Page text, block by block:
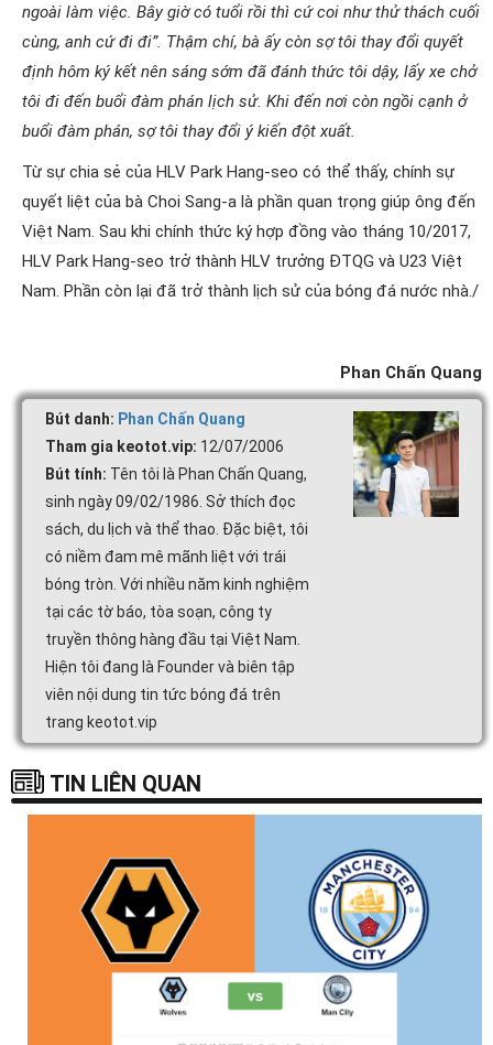
ngoài làm việc. Bây giờ có tuổi rồi thì cứ coi như thử thách cuối
cùng, anh cứ đi đi”. Thậm chí, bà ấy còn sợ tôi thay đổi quyết
định hôm ký kết nên sáng sớm đã đánh thức tôi dậy, lấy xe chở
tôi đi đến buổi đàm phán lịch sử. Khi đến nơi còn ngồi cạnh ở
buổi đàm phán, sợ tôi thay đổi ý kiến đột xuất.
Từ sự chia sẻ của HLV Park Hang-seo có thể thấy, chính sự
quyết liệt của bà Choi Sang-a là phần quan trọng giúp ông đến
Việt Nam. Sau khi chính thức ký hợp đồng vào tháng 10/2017,
HLV Park Hang-seo trở thành HLV trưởng ĐTQG và U23 Việt
Nam. Phần còn lại đã trở thành lịch sử của bóng đá nước nhà./
Phan Chấn Quang
Bút danh: Phan Chấn Quang
Tham gia keotot.vip: 12/07/2006
Bút tính: Tên tôi là Phan Chấn Quang,
sinh ngày 09/02/1986. Sở thích đọc
sách, du lịch và thể thao. Đặc biệt, tôi
có niềm đam mê mãnh liệt với trái
bóng tròn. Với nhiều năm kinh nghiệm
tại các tờ báo, tòa soạn, công ty
truyền thông hàng đầu tại Việt Nam.
Hiện tôi đang là Founder và biên tập
viên nội dung tin tức bóng đá trên
trang keotot.vip
TIN LIÊN QUAN